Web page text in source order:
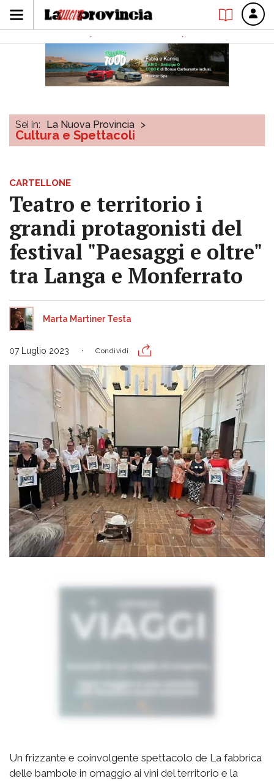
Sei in: La Nuova Provincia >
Cultura e Spettacoli
CARTELLONE
Teatro e territorio i
grandi protagonisti del
festival "Paesaggi e oltre"
tra Langa e Monferrato
Marta Martiner Testa
07 Luglio 2023 Condividi
Un frizzante e coinvolgente spettacolo de La fabbrica
delle bambole in omaggio ai vini del territorio e la